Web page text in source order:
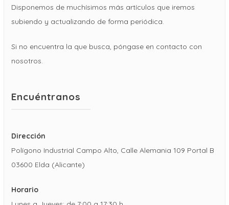
Disponemos de muchísimos más artículos que iremos
subiendo y actualizando de forma periódica.
Si no encuentra la que busca, póngase en contacto con
nosotros.
Encuéntranos
Dirección
Polígono Industrial Campo Alto, Calle Alemania 109 Portal B
03600 Elda (Alicante)
Horario